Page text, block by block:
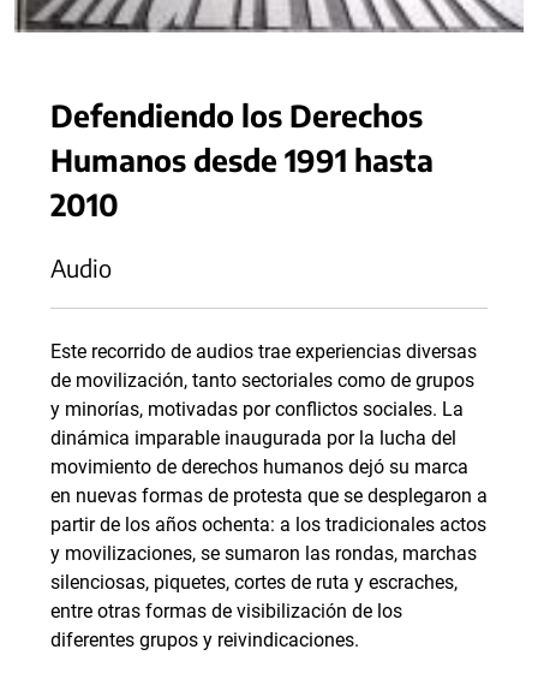
Defendiendo los Derechos
Humanos desde 1991 hasta
2010
Audio
Este recorrido de audios trae experiencias diversas
de movilización, tanto sectoriales como de grupos
y minorías, motivadas por conflictos sociales. La
dinámica imparable inaugurada por la lucha del
movimiento de derechos humanos dejó su marca
en nuevas formas de protesta que se desplegaron a
partir de los años ochenta: a los tradicionales actos
y movilizaciones, se sumaron las rondas, marchas
silenciosas, piquetes, cortes de ruta y escraches,
entre otras formas de visibilización de los
diferentes grupos y reivindicaciones.